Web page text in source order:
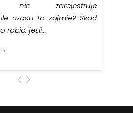
nie zarejestruje
czasu to zajmie? Skad
robic, jesli...